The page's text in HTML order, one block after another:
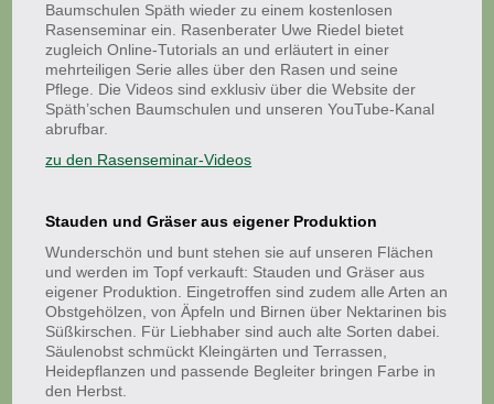
Baumschulen Späth wieder zu einem kostenlosen
Rasenseminar ein. Rasenberater Uwe Riedel bietet
zugleich Online-Tutorials an und erläutert in einer
mehrteiligen Serie alles über den Rasen und seine
Pflege. Die Videos sind exklusiv über die Website der
Späth’schen Baumschulen und unseren YouTube-Kanal
abrufbar.
zu den Rasenseminar-Videos
Stauden und Gräser aus eigener Produktion
Wunderschön und bunt stehen sie auf unseren Flächen
und werden im Topf verkauft: Stauden und Gräser aus
eigener Produktion. Eingetroffen sind zudem alle Arten an
Obstgehölzen, von Äpfeln und Birnen über Nektarinen bis
Süßkirschen. Für Liebhaber sind auch alte Sorten dabei.
Säulenobst schmückt Kleingärten und Terrassen,
Heidepflanzen und passende Begleiter bringen Farbe in
den Herbst.